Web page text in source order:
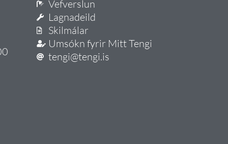
Vefverslun
Lagnadeild
Skilmálar
Umsókn fyrir Mitt Tengi
tengi@tengi.is